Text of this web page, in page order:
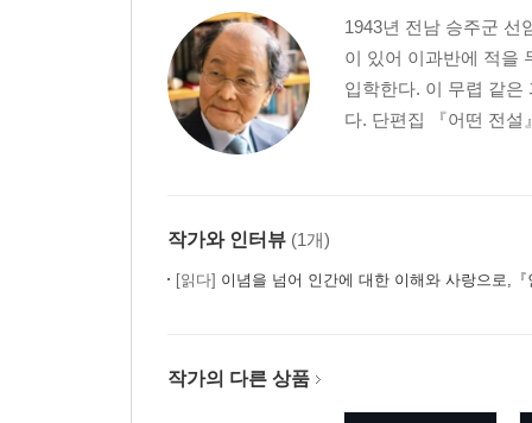
그대, 나의 속사랑
천하를 얻는 법
바오파후의 끝없는 꿈
다시, 용서는 반성의 선물
배신 속의 배신
사람은 다 보물
1943년 전남 승주군 선
이 있어 이과반에 적을
입학한다. 이 무렵 같은
다. 단편집 『어떤 전설
작가와 인터뷰 (1개)
[읽다] 이념을 넘어 인간에 대한 이해와 사랑으로,『인
작가의 다른 상품